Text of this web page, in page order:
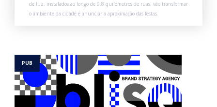
de luz, instalados ao longo de 9,8 quilómetros de ruas, vão transformar
o ambiente da cidade e anunciar a aproximação das festas.